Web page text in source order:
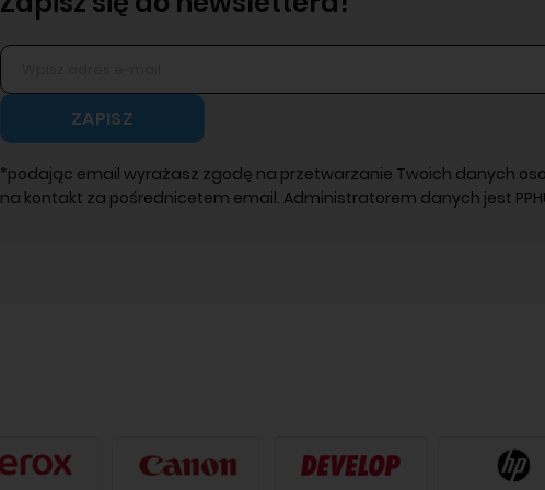
ZAPISZ
*podając email wyrażasz zgodę na przetwarzanie Twoich danych
na kontakt za pośrednicetem email. Administratorem danych jest